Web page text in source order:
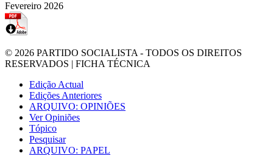
Fevereiro 2026
© 2026 PARTIDO SOCIALISTA - TODOS OS DIREITOS
RESERVADOS | FICHA TÉCNICA
Edição Actual
Edições Anteriores
ARQUIVO: OPINIÕES
Ver Opiniões
Tópico
Pesquisar
ARQUIVO: PAPEL